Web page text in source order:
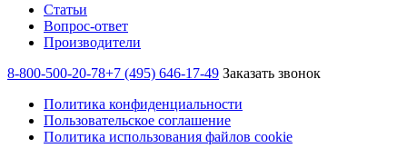
Статьи
Вопрос-ответ
Производители
8-800-500-20-78+7 (495) 646-17-49 Заказать звонок
Политика конфиденциальности
Пользовательское соглашение
Политика использования файлов cookie